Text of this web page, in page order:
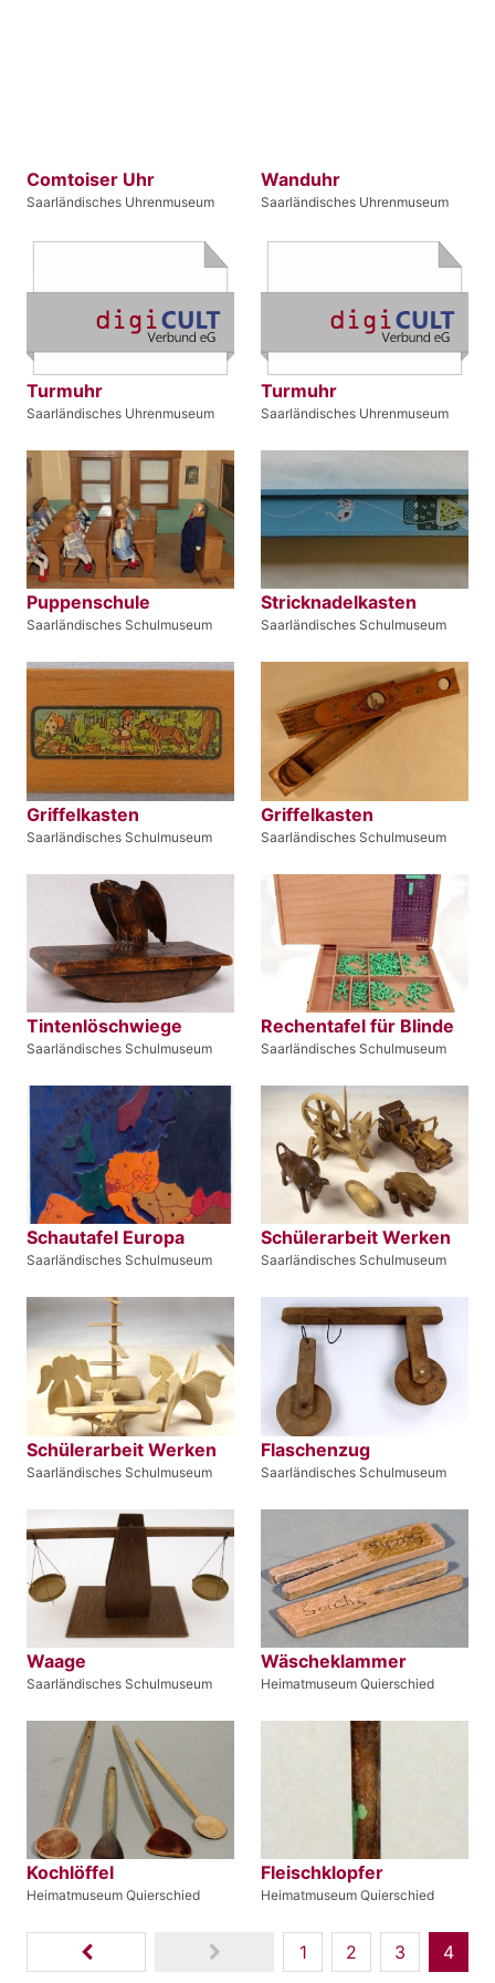
Comtoiser Uhr
Saarländisches Uhrenmuseum
Wanduhr
Saarländisches Uhrenmuseum
Turmuhr
Saarländisches Uhrenmuseum
Turmuhr
Saarländisches Uhrenmuseum
Puppenschule
Saarländisches Schulmuseum
Stricknadelkasten
Saarländisches Schulmuseum
Griffelkasten
Saarländisches Schulmuseum
Griffelkasten
Saarländisches Schulmuseum
Tintenlöschwiege
Saarländisches Schulmuseum
Rechentafel für Blinde
Saarländisches Schulmuseum
Schautafel Europa
Saarländisches Schulmuseum
Schülerarbeit Werken
Saarländisches Schulmuseum
Schülerarbeit Werken
Saarländisches Schulmuseum
Flaschenzug
Saarländisches Schulmuseum
Waage
Saarländisches Schulmuseum
Wäscheklammer
Heimatmuseum Quierschied
Kochlöffel
Heimatmuseum Quierschied
Fleischklopfer
Heimatmuseum Quierschied
1 2 3 4